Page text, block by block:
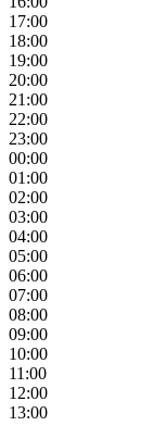
17:00
18:00
19:00
20:00
21:00
22:00
23:00
00:00
01:00
02:00
03:00
04:00
05:00
06:00
07:00
08:00
09:00
10:00
11:00
12:00
13:00